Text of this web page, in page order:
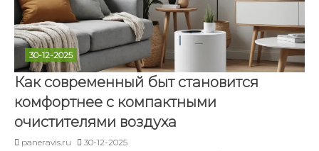
30-12-2025
Как современный быт становится
комфортнее с компактными
очистителями воздуха
paneravis.ru 30-12-2025